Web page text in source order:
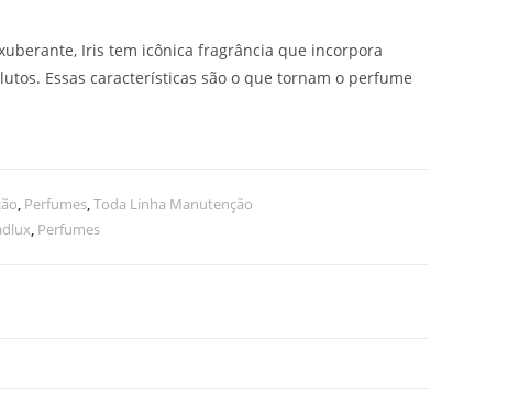
Iris tem icônica fragrância que incorpora
Essas características são o que tornam o perfume
Perfumes Toda Linha Manutenção
Perfumes